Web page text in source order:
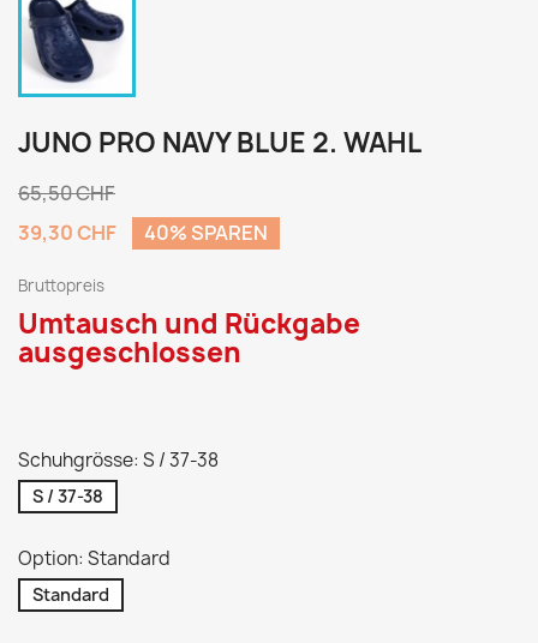
JUNO PRO NAVY BLUE 2. WAHL
65,50 CHF
39,30 CHF
40% SPAREN
Bruttopreis
Umtausch und Rückgabe
ausgeschlossen
Schuhgrösse: S / 37-38
S / 37-38
Option: Standard
Standard